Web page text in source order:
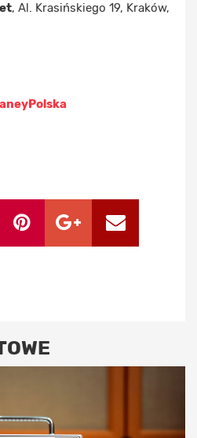
, Al. Krasińskiego 19, Kraków,